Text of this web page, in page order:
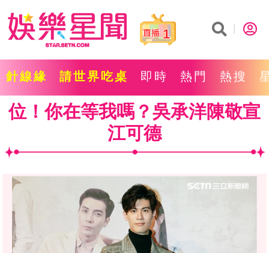
1
針線緣 請世界吃桌 即時 熱門 熱搜
位！你在等我嗎？吳承洋陳敬宣
江可德